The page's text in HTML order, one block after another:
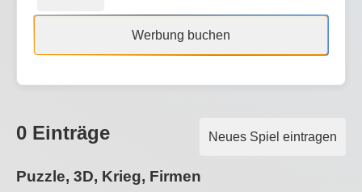
Werbung buchen
Neues Spiel eintragen
0 Einträge
Puzzle, 3D, Krieg, Firmen